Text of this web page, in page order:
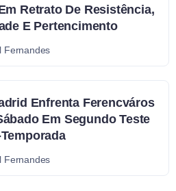
Retrato De Resistência,
E Pertencimento
Fernandes
Enfrenta Ferencváros
Em Segundo Teste
Fernandes